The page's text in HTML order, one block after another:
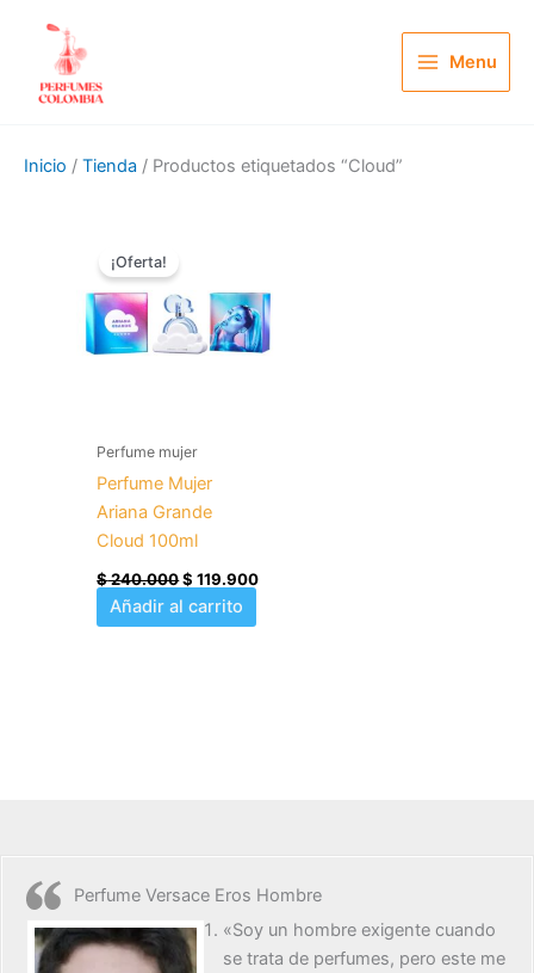
contenido
Menu
Inicio / Tienda / Productos etiquetados “Cloud”
¡Oferta!
Perfume mujer
Perfume Mujer
Ariana Grande
Cloud 100ml
$240.000
era:
$ 240.000.
$ 119.900
es:
$ 119.900.
Añadir al carrito
Perfume Versace Eros Hombre
«Soy un hombre exigente cuando
se trata de perfumes, pero este me